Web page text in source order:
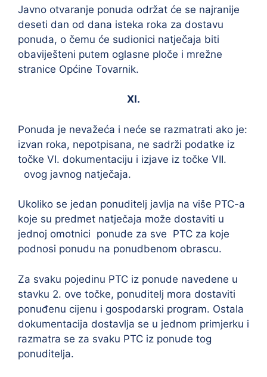
Javno otvaranje ponuda održat će se najranije
deseti dan od dana isteka roka za dostavu
ponuda, o čemu će sudionici natječaja biti
obaviješteni putem oglasne ploče i mrežne
stranice Općine Tovarnik.
XI.
Ponuda je nevažeća i neće se razmatrati ako je:
izvan roka, nepotpisana, ne sadrži podatke iz
točke VI. dokumentaciju i izjave iz točke VII.
ovog javnog natječaja.
Ukoliko se jedan ponuditelj javlja na više PTC-a
koje su predmet natječaja može dostaviti u
jednoj omotnici ponude za sve PTC za koje
podnosi ponudu na ponudbenom obrascu.
Za svaku pojedinu PTC iz ponude navedene u
stavku 2. ove točke, ponuditelj mora dostaviti
ponuđenu cijenu i gospodarski program. Ostala
dokumentacija dostavlja se u jednom primjerku i
razmatra se za svaku PTC iz ponude tog
ponuditelja.